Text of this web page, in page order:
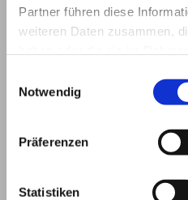
Partner führen diese
weiteren Daten zusammen,
Notwendig
Präferenzen
Statistiken
KesProdData geöffnet ist.
Triggersignal ein definierter
eine Ausgabedatei
Konfigurationsdatei
Schnittstelle gesteuert
Schema